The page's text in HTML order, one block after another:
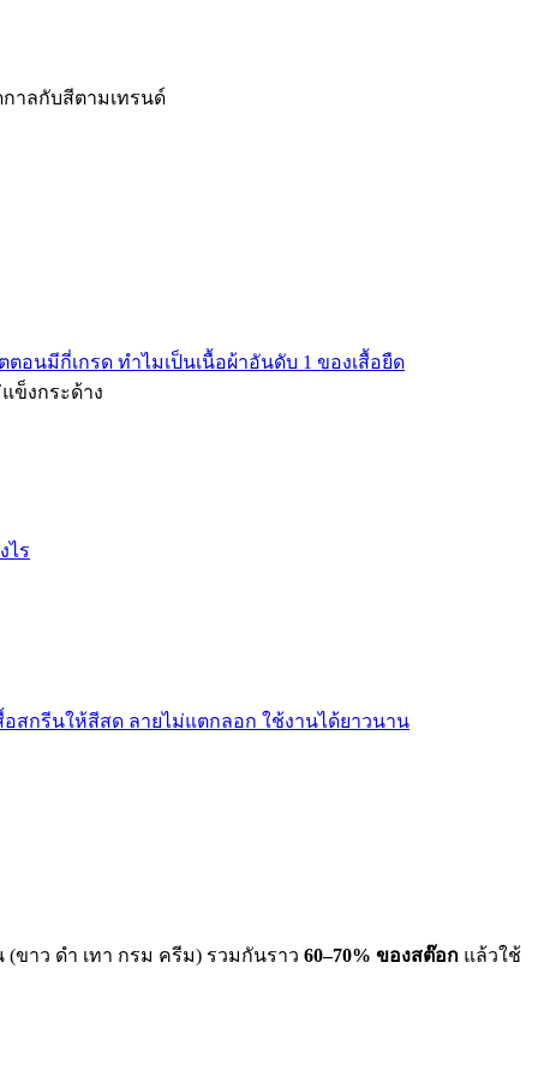
าลกับสีตามเทรนด์
ตอนมีกี่เกรด ทำไมเป็นเนื้อผ้าอันดับ 1 ของเสื้อยืด
ข็งกระด้าง
ไร
อสกรีนให้สีสด ลายไม่แตกลอก ใช้งานได้ยาวนาน
(ขาว ดำ เทา กรม ครีม) รวมกันราว 60–70% ของสต๊อก แล้วใช้